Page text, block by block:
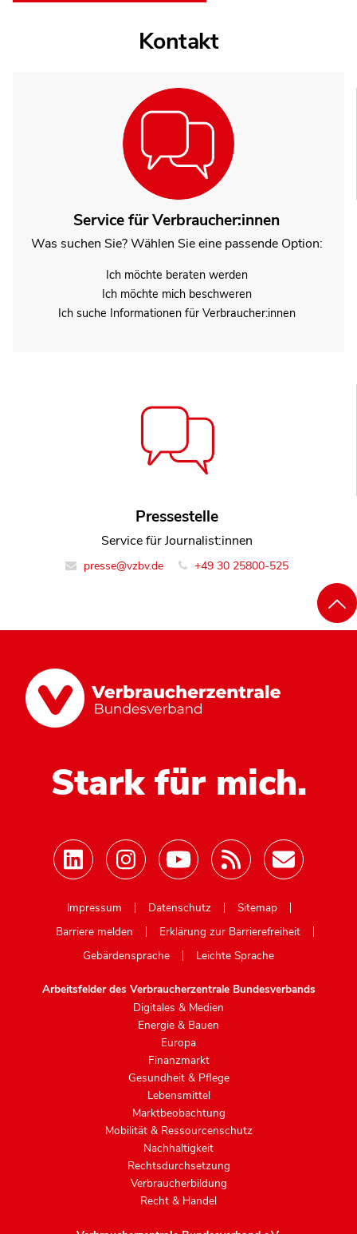
Kontakt
Service für Verbraucher:innen
Was suchen Sie? Wählen Sie eine passende Option:
Ich möchte beraten werden
Ich möchte mich beschweren
Ich suche Informationen für Verbraucher:innen
Pressestelle
Service für Journalist:innen
presse@vzbv.de +49 30 25800-525
Stark für mich.
Impressum
Datenschutz
Sitemap
Barriere melden
Erklärung zur Barrierefreiheit
Gebärdensprache
Leichte Sprache
Arbeitsfelder des Verbraucherzentrale Bundesverbands
Digitales & Medien
Energie & Bauen
Europa
Finanzmarkt
Gesundheit & Pflege
Lebensmittel
Marktbeobachtung
Mobilität & Ressourcenschutz
Nachhaltigkeit
Rechtsdurchsetzung
Verbraucherbildung
Recht & Handel